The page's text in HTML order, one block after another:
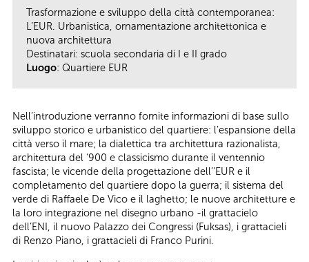
Trasformazione e sviluppo della città contemporanea:
L’EUR. Urbanistica, ornamentazione architettonica e
nuova architettura
Destinatari: scuola secondaria di I e II grado
Luogo: Quartiere EUR
Nell’introduzione verranno fornite informazioni di base sullo
sviluppo storico e urbanistico del quartiere: l’espansione della
città verso il mare; la dialettica tra architettura razionalista,
architettura del ‘900 e classicismo durante il ventennio
fascista; le vicende della progettazione dell’’EUR e il
completamento del quartiere dopo la guerra; il sistema del
verde di Raffaele De Vico e il laghetto; le nuove architetture e
la loro integrazione nel disegno urbano -il grattacielo
dell’ENI, il nuovo Palazzo dei Congressi (Fuksas), i grattacieli
di Renzo Piano, i grattacieli di Franco Purini.